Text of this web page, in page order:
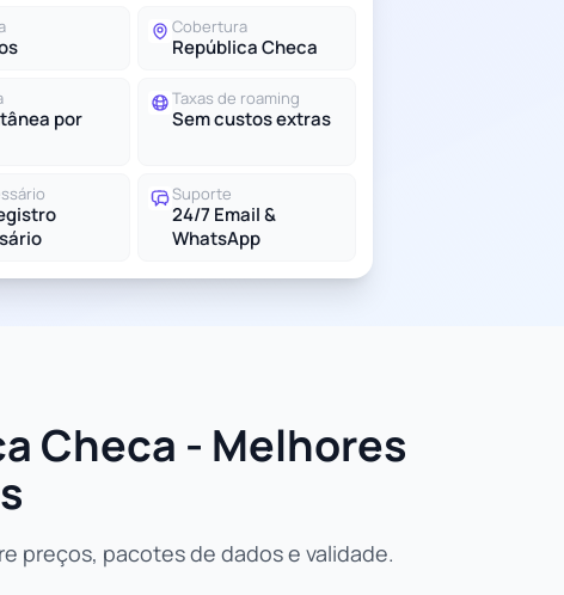
Cobertura
República Checa
por
Taxas de roaming
Sem custos extras
Suporte
24/7 Email &
WhatsApp
Checa - Melhores
preços, pacotes de dados e validade.